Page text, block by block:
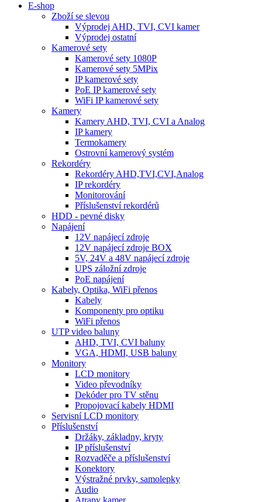
E-shop
Zboží se slevou
Výprodej AHD, TVI, CVI kamer
Výprodej ostatní
Kamerové sety
Kamerové sety 1080P
Kamerové sety 5MPix
IP kamerové sety
PoE IP kamerové sety
WiFi IP kamerové sety
Kamery
Kamery AHD, TVI, CVI a Analog
IP kamery
Termokamery
Ostrovní kamerový systém
Rekordéry
Rekordéry AHD,TVI,CVI,Analog
IP rekordéry
Monitorování
Příslušenství rekordérů
HDD - pevné disky
Napájení
12V napájecí zdroje
12V napájecí zdroje BOX
5V, 24V a 48V napájecí zdroje
UPS záložní zdroje
PoE napájení
Kabely, Optika, WiFi přenos
Kabely
Komponenty pro optiku
WiFi přenos
UTP video baluny
AHD, TVI, CVI baluny
VGA, HDMI, USB baluny
Monitory
LCD monitory
Video převodníky
Dekóder pro TV stěnu
Propojovací kabely HDMI
Servisní LCD monitory
Příslušenství
Držáky, základny, kryty
IP příslušenství
Rozvaděče a příslušenství
Konektory
Výstražné prvky, samolepky
Audio